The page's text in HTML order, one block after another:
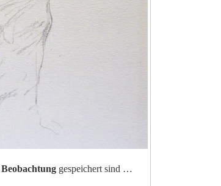
Beobachtunggespeichert sind …